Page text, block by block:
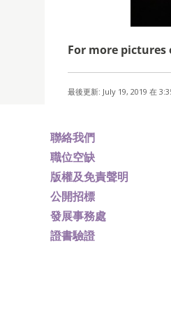
For more pictures
最後更新: July 19, 2019 在
聯絡我們
職位空缺
版權及免責聲明
公開招標
發展事務處
證書驗證